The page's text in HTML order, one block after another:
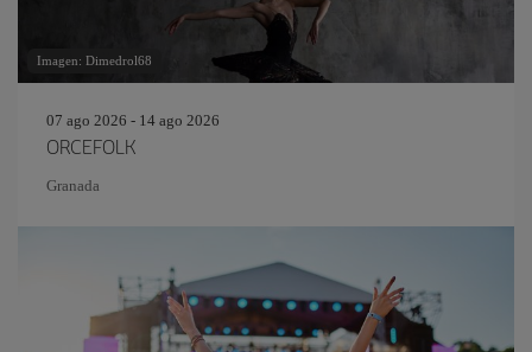
Imagen: Dimedrol68
07 ago 2026 - 14 ago 2026
ORCEFOLK
Granada